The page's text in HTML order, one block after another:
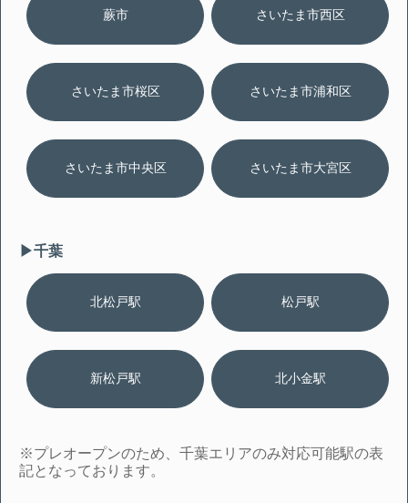
蕨市 さいたま市西区
さいたま市桜区 さいたま市浦和区
さいたま市中央区 さいたま市大宮区
▶︎千葉
北松戸駅 松戸駅
新松戸駅 北小金駅
※プレオープンのため、千葉エリアのみ対応可能駅の表
記となっております。